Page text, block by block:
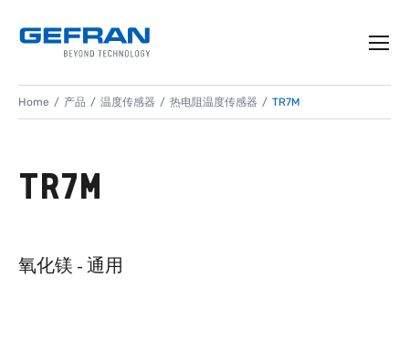
Home 产品 温度传感器 热电阻温度传感器 TR7M
TR7M
氧化镁 - 通用